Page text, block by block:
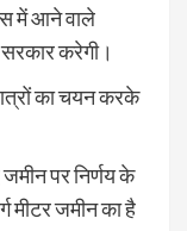
में आने वाले
करेगी।
का चयन करके
जमीन पर निर्णय के
मीटर जमीन का है